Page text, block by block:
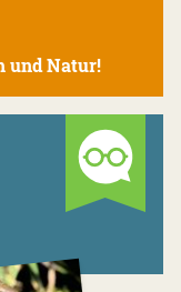
und Natur!